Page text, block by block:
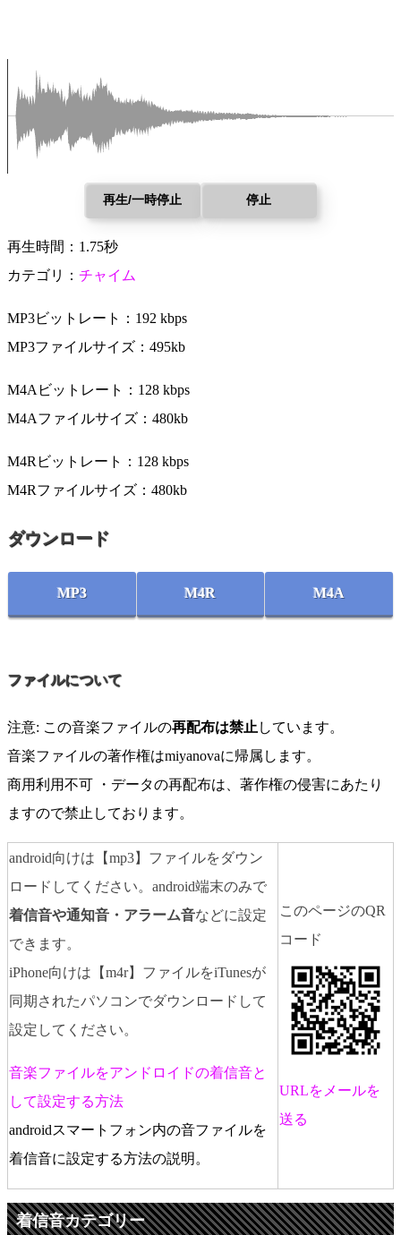
再生/一時停止 停止
再生時間：1.75秒
カテゴリ： チャイム
MP3ビットレート：192 kbps
MP3ファイルサイズ：495kb
M4Aビットレート：128 kbps
M4Aファイルサイズ：480kb
M4Rビットレート：128 kbps
M4Rファイルサイズ：480kb
ダウンロード
MP3 M4R M4A
ファイルについて
注意: この音楽ファイルの再配布は禁止 しています。
音楽ファイルの著作権はmiyanovaに帰属します。
商用利用不可 ・データの再配布は、著作権の侵害にあたり
ますので禁止しております。
android向けは【mp3】ファイルをダウン
ロードしてください。android端末のみで
着信音や通知音・アラーム音などに設定
できます。
iPhone向けは【m4r】ファイルをiTunesが
同期されたパソコンでダウンロードして
設定してください。
音楽ファイルをアンドロイドの着信音と
して設定する方法
androidスマートフォン内の音ファイルを
着信音に設定する方法の説明。
このページのQR
コード
URLをメールを
送る
着信音カテゴリー